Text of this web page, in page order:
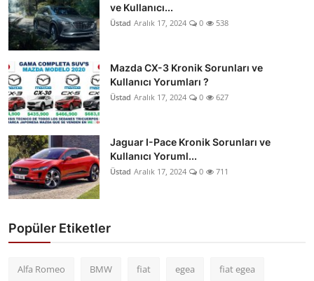
ve Kullanıcı...
Üstad Aralık 17, 2024 0 538
Mazda CX-3 Kronik Sorunları ve
Kullanıcı Yorumları ?
Üstad Aralık 17, 2024 0 627
Jaguar I-Pace Kronik Sorunları ve
Kullanıcı Yoruml...
Üstad Aralık 17, 2024 0 711
Popüler Etiketler
Alfa Romeo BMW fiat egea fiat egea